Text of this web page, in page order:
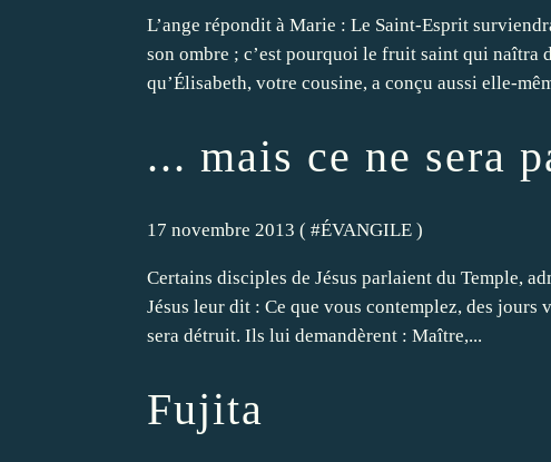
L’ange répondit à Marie : Le Saint-Esprit
son ombre ; c’est pourquoi le fruit saint qui naîtra
qu’Élisabeth, votre cousine, a conçu aussi elle-
... mais ce ne sera
17 novembre 2013 ( #ÉVANGILE )
Certains disciples de Jésus parlaient du Temple,
Jésus leur dit : Ce que vous contemplez, des
sera détruit. Ils lui demandèrent : Maître,...
Fujita